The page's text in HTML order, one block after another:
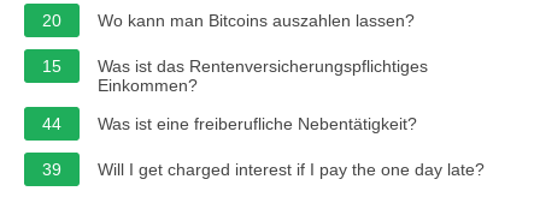
20 Wo kann man Bitcoins auszahlen lassen?
15
Was ist das Rentenversicherungspflichtiges
Einkommen?
44
Was ist eine freiberufliche Nebentätigkeit?
39 Will I get charged interest if I pay the one day late?